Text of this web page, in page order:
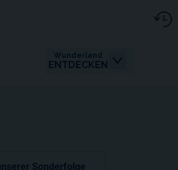
Wunderland
ENTDECKEN
Sonderfolge